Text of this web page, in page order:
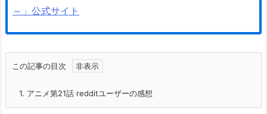
～」公式サイト
この記事の目次
1. アニメ第21話 redditユーザーの感想